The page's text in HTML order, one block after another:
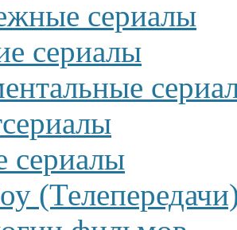
сериалы
сериалы
сериалы